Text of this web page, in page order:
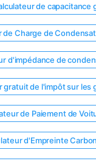
de capacitance
de Charge de
d'impédance de
gratuit de l'impôt sur les
de Paiement de
d'Empreinte